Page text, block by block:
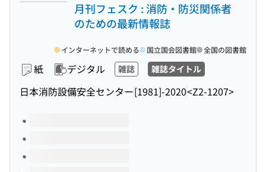
月刊フェスク : 消防・防災関係者
のための最新情報誌
紙 デジタル 雑誌 雑誌タイトル
日本消防設備安全センター[1981]-2020<Z2-1207>
インターネットで読める 国立国会図書館 全国の図書館
このタイトルの巻号